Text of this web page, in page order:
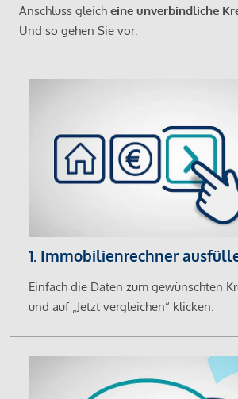
Anschluss gleich eine unverbindliche
Und so gehen Sie vor:
1. Immobilienrechner
Einfach die Daten zum gewünschten
und auf „Jetzt vergleichen“ klicken.